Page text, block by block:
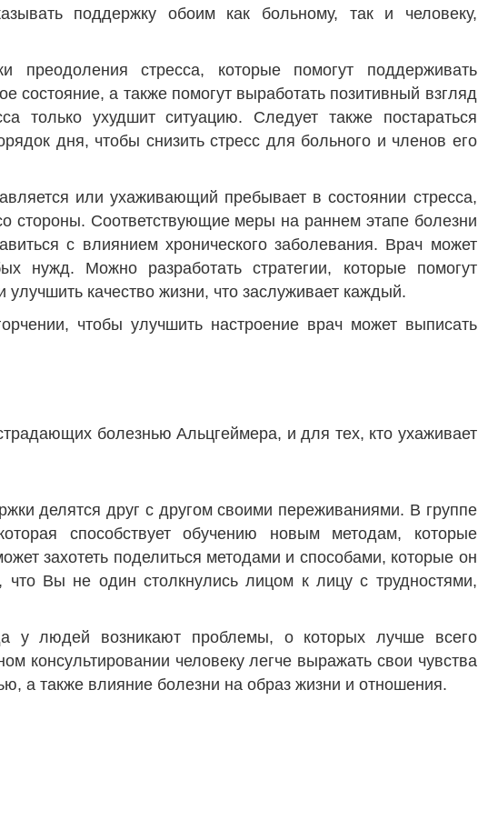
поддержку обоим как больному, так и человеку,
преодоления стресса, которые помогут поддерживать
а также помогут выработать позитивный взгляд
только ухудшит ситуацию. Следует также постараться
дня, чтобы снизить стресс для больного и членов его
или ухаживающий пребывает в состоянии стресса,
стороны. Соответствующие меры на раннем этапе болезни
с влиянием хронического заболевания. Врач может
нужд. Можно разработать стратегии, которые помогут
улучшить качество жизни, что заслуживает каждый.
чтобы улучшить настроение врач может выписать
болезнью Альцгеймера, и для тех, кто ухаживает
делятся друг с другом своими переживаниями. В группе
способствует обучению новым методам, которые
захотеть поделиться методами и способами, которые он
что Вы не один столкнулись лицом к лицу с трудностями,
у людей возникают проблемы, о которых лучше всего
консультировании человеку легче выражать свои чувства
а также влияние болезни на образ жизни и отношения.